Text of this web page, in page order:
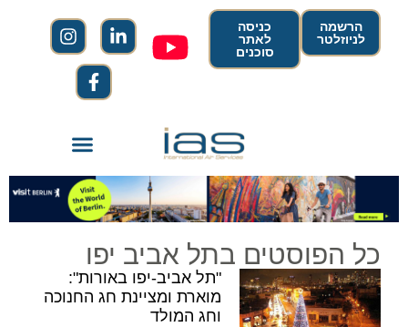
הרשמה
לניוזלטר
כניסה
לאתר
סוכנים
כל הפוסטים בתל אביב יפו
"תל אביב-יפו באורות":
מוארת ומציינת חג החנוכה
וחג המולד